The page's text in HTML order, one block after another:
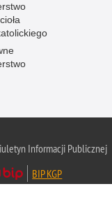
Informacji Publicznej
BIP KGP